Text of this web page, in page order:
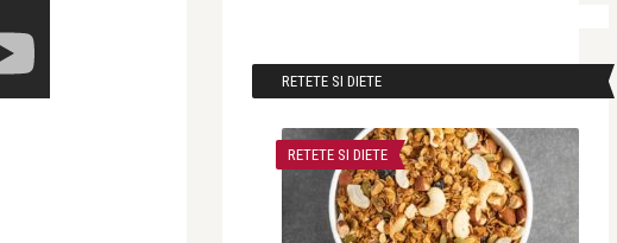
RETETE SI DIETE
RETETE SI DIETE